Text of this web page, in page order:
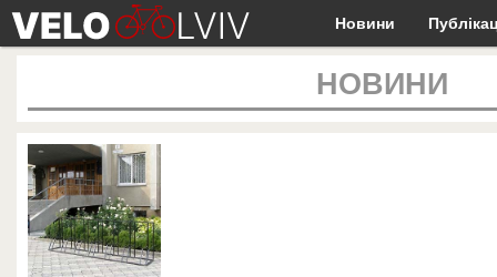
Новини
НОВИНИ